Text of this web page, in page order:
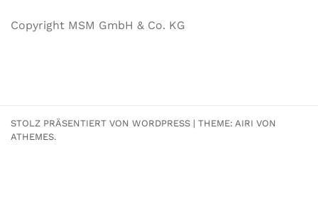
Copyright MSM GmbH & Co. KG
STOLZ PRÄSENTIERT VON WORDPRESS | THEME: AIRI VON
ATHEMES.